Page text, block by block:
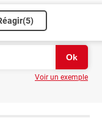
(5)
Voir un exemple